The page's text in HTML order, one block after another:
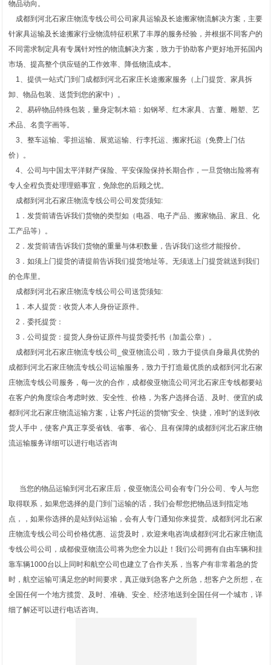
物品动向。
成都到河北石家庄物流专线公司公司家具运输及长途搬家物流解决方案，主要
针家具运输及长途搬家行业物流特征积累了丰厚的服务经验，并根据不同客户的
不同需求制定具有专属针对性的物流解决方案，致力于协助客户更好地开拓国内
市场、提高整个供应链的工作效率、降低物流成本。
1、提供一站式门到门成都到河北石家庄长途搬家服务（上门提货、家具拆
卸、物品包装、送货到您的家中）。
2、易碎物品特殊包装，量身定制木箱：如钢琴、红木家具、古董、雕塑、艺
术品、名贵字画等。
3、整车运输、零担运输、展览运输、行李托运、搬家托运（免费上门估
价）。
4、公司与中国太平洋财产保险、平安保险保持长期合作，一旦货物出险将有
专人全程负责处理理赔事宜，免除您的后顾之忧。
成都到河北石家庄物流专线公司公司发货须知:
1．发货前请告诉我们货物的类型如（电器、电子产品、搬家物品、家且、化
工产品等）。
2．发货前请告诉我们货物的重量与体积数量，告诉我们这些才能报价。
3．如须上门提货的请提前告诉我们提货地址等。无须送上门提货就送到我们
的仓库里。
成都到河北石家庄物流专线公司公司送货须知:
1．本人提货：收货人本人身份证原件。
2．委托提货：
3．公司提货：提货人身份证原件与提货委托书（加盖公章）。
成都到河北石家庄物流专线公司_俊亚物流公司，致力于提供自身最具优势的
成都到河北石家庄物流专线公司运输服务，致力于打造最优质的成都到河北石家
庄物流专线公司服务，每一次的合作，成都俊亚物流公司河北石家庄专线都要站
在客户的角度综合考虑时效、安全性、价格，为客户选择合适、及时、便宜的成
都到河北石家庄物流运输方案，让客户托运的货物“安全、快捷，准时”的送到收
货人手中，使客户真正享受省钱、省事、省心、且有保障的成都到河北石家庄物
流运输服务详细可以进行电话咨询
当您的物品运输到河北石家庄后，俊亚物流公司会有专门分公司、专人与您
取得联系，如果您选择的是门到门运输的话，我们会帮您把物品送到指定地
点，，如果你选择的是站到站运输，会有人专门通知你来提货。成都到河北石家
庄物流专线公司公司价格优惠、运货及时，欢迎来电咨询成都到河北石家庄物流
专线公司公司，成都俊亚物流公司将为您全力以赴！我们公司拥有自由车辆和挂
靠车辆1000台以上同时和航空公司也建立了合作关系，当客户有非常着急的货
时，航空运输可满足您的时间要求，真正做到急客户之所急，想客户之所想，在
全国任何一个地方揽货、及时、准确、安全、经济地送到全国任何一个城市，详
细了解还可以进行电话咨询。